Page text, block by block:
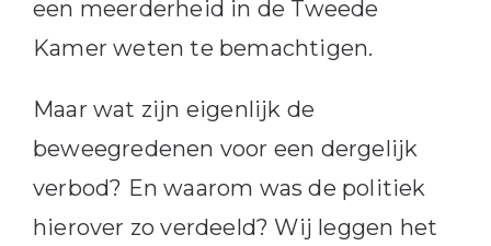
een meerderheid in de Tweede
Kamer weten te bemachtigen.
Maar wat zijn eigenlijk de
beweegredenen voor een dergelijk
verbod? En waarom was de politiek
hierover zo verdeeld? Wij leggen het